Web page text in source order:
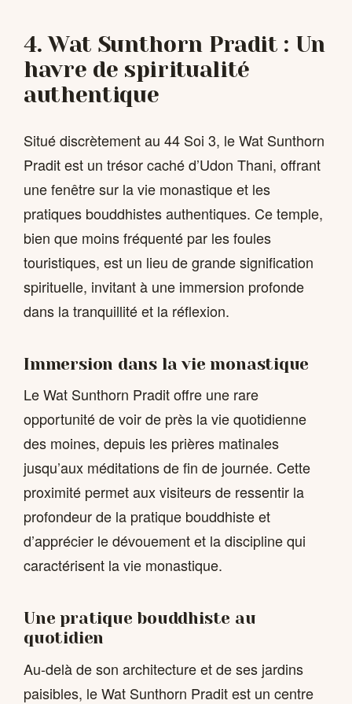
4. Wat Sunthorn Pradit : Un
havre de spiritualité
authentique
Situé discrètement au 44 Soi 3, le Wat Sunthorn
Pradit est un trésor caché d’Udon Thani, offrant
une fenêtre sur la vie monastique et les
pratiques bouddhistes authentiques. Ce temple,
bien que moins fréquenté par les foules
touristiques, est un lieu de grande signification
spirituelle, invitant à une immersion profonde
dans la tranquillité et la réflexion.
Immersion dans la vie monastique
Le Wat Sunthorn Pradit offre une rare
opportunité de voir de près la vie quotidienne
des moines, depuis les prières matinales
jusqu’aux méditations de fin de journée. Cette
proximité permet aux visiteurs de ressentir la
profondeur de la pratique bouddhiste et
d’apprécier le dévouement et la discipline qui
caractérisent la vie monastique.
Une pratique bouddhiste au
quotidien
Au-delà de son architecture et de ses jardins
paisibles, le Wat Sunthorn Pradit est un centre